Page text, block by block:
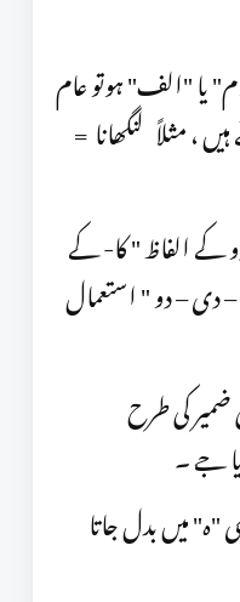
یا "الف" ہوتو عام
، مثلاً لنگھانا =
کے الفاظ " کا- کے
دی – دو " استعمال
ضمیر کی طرح
جے ۔
میں بدل جاتا